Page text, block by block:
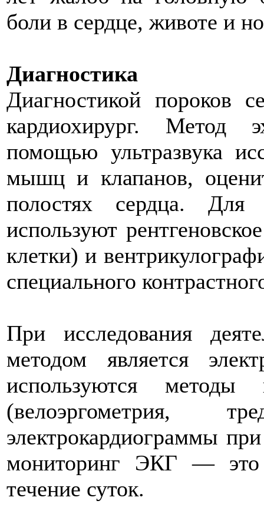
боли в сердце, животе и
Диагностика
Диагностикой пороков
кардиохирург. Метод
помощью ультразвука
мышц и клапанов,
полостях сердца. Для
используют
клетки) и
специального
При исследования
методом является
используются
(велоэргометрия,
электрокардиограммы
мониторинг ЭКГ — это
течение суток.